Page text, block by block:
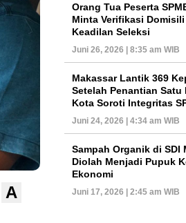
A
Orang Tua Peserta
Minta Verifikasi
Keadilan Seleksi
Juni 26, 2026 | 8:35 am WIB
Makassar Lantik 369
Setelah Penantian Satu
Kota Soroti Integritas
Juni 24, 2026 | 4:34 am WIB
Sampah Organik di SDI
Diolah Menjadi Pupuk
Ekonomi
Juni 17, 2026 | 2:45 am WIB